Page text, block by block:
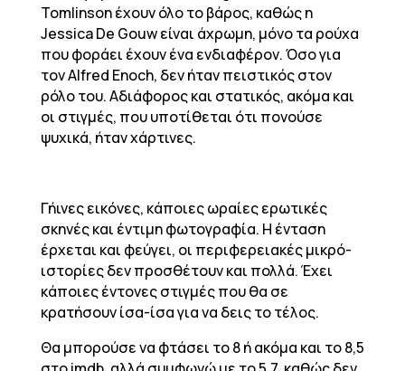
Tomlinson έχουν όλο το βάρος, καθώς η
Jessica De Gouw είναι άχρωμη, μόνο τα ρούχα
που φοράει έχουν ένα ενδιαφέρον. Όσο για
τον Alfred Enoch, δεν ήταν πειστικός στον
ρόλο του. Αδιάφορος και στατικός, ακόμα και
οι στιγμές, που υποτίθεται ότι πονούσε
ψυχικά, ήταν χάρτινες.
Γήινες εικόνες, κάποιες ωραίες ερωτικές
σκηνές και έντιμη φωτογραφία. Η ένταση
έρχεται και φεύγει, οι περιφερειακές μικρό-
ιστορίες δεν προσθέτουν και πολλά. Έχει
κάποιες έντονες στιγμές που θα σε
κρατήσουν ίσα-ίσα για να δεις το τέλος.
Θα μπορούσε να φτάσει το 8 ή ακόμα και το 8,5